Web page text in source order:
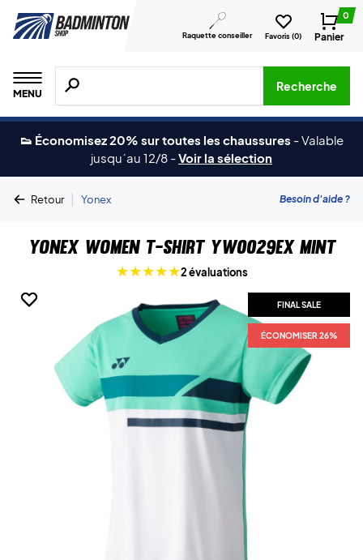
Raquette conseiller Favoris (0)
0
Panier
MENU
Recherche de produits, de marques, etc.
Recherche
👟 Économisez 20% sur toutes les chaussures -Valable
jusqu´au 12/8 -Voir la sélection
Retour | Yonex Besoin d'aide ?
Yonex Women T-shirt YW0029EX Mint
2 évaluations
FINAL SALE
ÉCONOMISER 26%
FINAL SALE
ÉCONOMISER 26%